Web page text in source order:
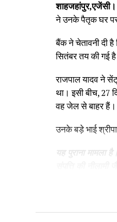
शाहजहांपुर,एजेंसी।
ने उनके पैतृक घर पर
बैंक ने चेतावनी दी है
सितंबर तय की गई
राजपाल यादव ने
था। इसी बीच, 27
वह जेल से बाहर हैं।
उनके बड़े भाई
यह पुराना